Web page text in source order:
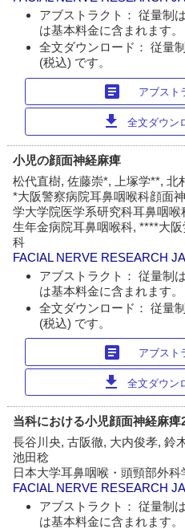
アブストラクト： 従量制
は基本料金に含まれます。
全文ダウンロード： 従量
(税込) です。
article アブスト
download 全文ダウン
小児の顔面神経麻痺
松代直樹, 佐藤崇*, 上塚学**, 北
*大阪警察病院耳鼻咽喉科顔面
学大学院医学系研究科耳鼻咽
生年金病院耳鼻咽喉科, ****大
科
FACIAL NERVE RESEARCH
アブストラクト： 従量制
は基本料金に含まれます。
全文ダウンロード： 従量
(税込) です。
article アブスト
download 全文ダウン
当科における小児顔面神経麻痺
長谷川央, 古阪徹, 大内俊孝, 鈴
池田稔
日本大学耳鼻咽喉・頭頸部外科
FACIAL NERVE RESEARCH
アブストラクト： 従量制
は基本料金に含まれます。